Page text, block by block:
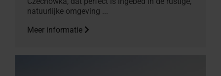
natuurlijke omgeving ...
Meer informatie